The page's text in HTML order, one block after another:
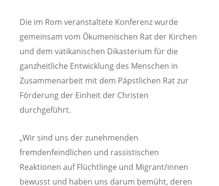
Die im Rom veranstaltete Konferenz wurde
gemeinsam vom Ökumenischen Rat der Kirchen
und dem vatikanischen Dikasterium für die
ganzheitliche Entwicklung des Menschen in
Zusammenarbeit mit dem Päpstlichen Rat zur
Förderung der Einheit der Christen
durchgeführt.
„Wir sind uns der zunehmenden
fremdenfeindlichen und rassistischen
Reaktionen auf Flüchtlinge und Migrant/innen
bewusst und haben uns darum bemüht, deren